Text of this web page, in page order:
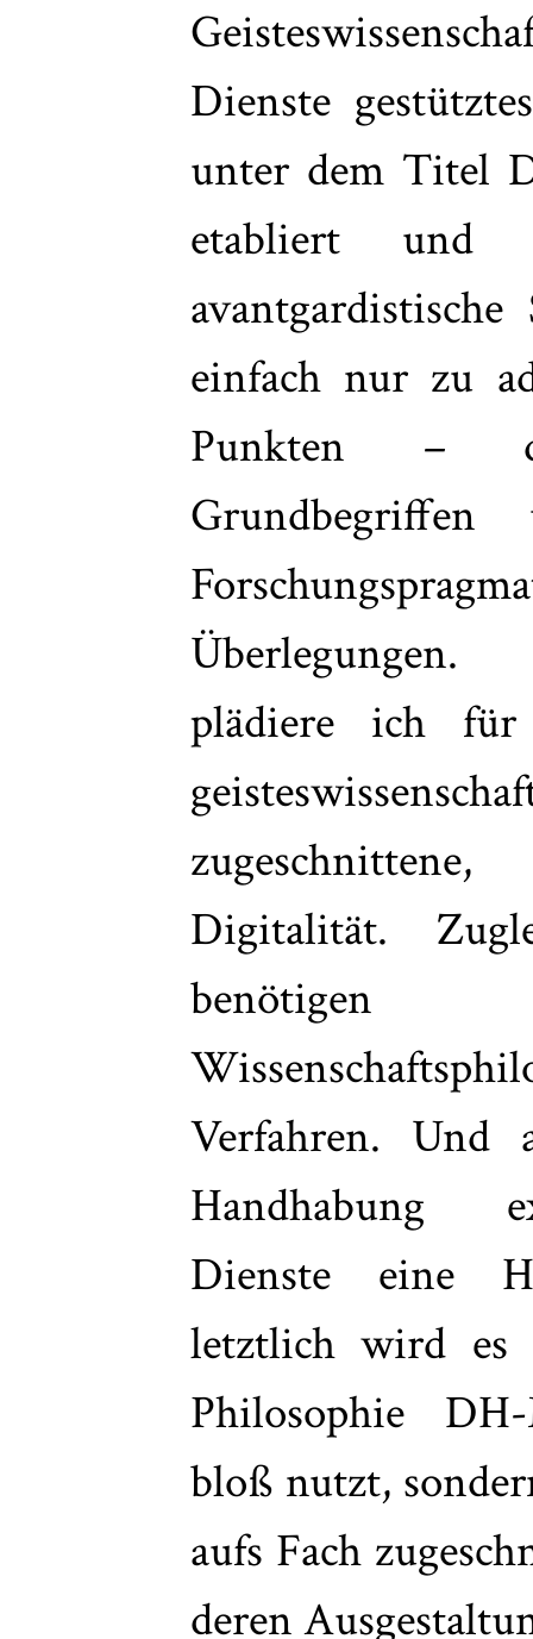
Dienste
unter dem Titel
etabliert und
einfach nur zu
Punkten –
Überlegungen.
plädiere ich
Digitalität.
benötigen
Verfahren. Und
Handhabung
Dienste eine
letztlich wird es
Philosophie
bloß nutzt,
aufs Fach
deren